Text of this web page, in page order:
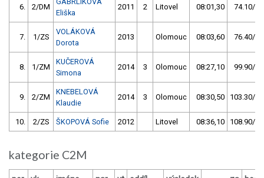
6. 2/DM
Eliška
2011 2 Litovel 08:01,30 74.10/
7. 1/ZS
VOLÁKOVÁ
Dorota
2013 Olomouc 08:03,60 76.40/
8. 1/ZM
KUČEROVÁ
Simona
2014 3 Olomouc 08:27,10 99.90/
9. 2/ZM
KNEBELOVÁ
Klaudie
2014 3 Olomouc 08:30,50 103.30/
10. 2/ZS ŠKOPOVÁ Sofie 2012 Litovel 08:36,10 108.90/
kategorie C2M